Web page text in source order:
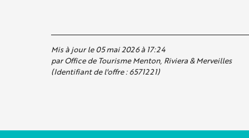
Mis à jour le 05 mai 2026 à 17:24
par Office de Tourisme Menton, Riviera & Merveilles
(Identifiant de l'offre :6571221)